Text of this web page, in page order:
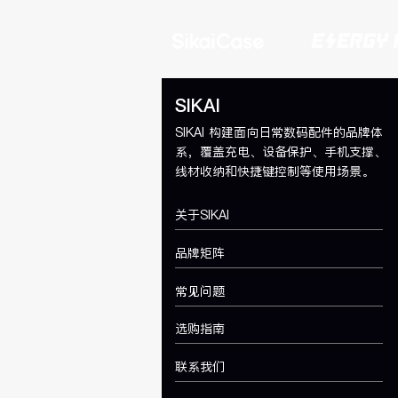
SIKAI
SIKAI 构建面向日常数码配件的品牌体
系，覆盖充电、设备保护、手机支撑、
线材收纳和快捷键控制等使用场景。
关于SIKAI
品牌矩阵
常见问题
选购指南
联系我们